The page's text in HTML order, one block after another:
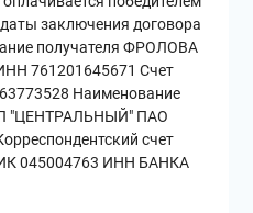
даты заключения договора
получателя ФРОЛОВА
761201645671 Счет
Наименование
"ЦЕНТРАЛЬНЫЙ" ПАО
счет
045004763 ИНН БАНКА